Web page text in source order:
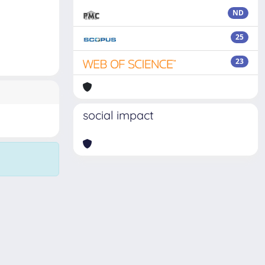
ND
25
23
social impact